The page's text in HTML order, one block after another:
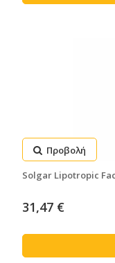
Προβολή
Solgar Lipotropic
31,47 €